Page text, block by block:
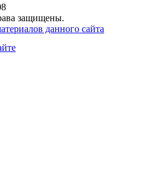
защищены.
данного сайта